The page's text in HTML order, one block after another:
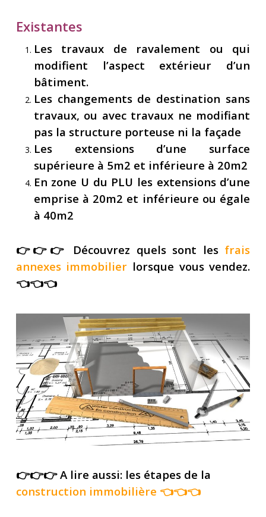
Existantes
Les travaux de ravalement ou qui
modifient l’aspect extérieur d’un
bâtiment.
Les changements de destination sans
travaux, ou avec travaux ne modifiant
pas la structure porteuse ni la façade
Les extensions d’une surface
supérieure à 5m2 et inférieure à 20m2
En zone U du PLU les extensions d’une
emprise à 20m2 et inférieure ou égale
à 40m2
👉👉👉 Découvrez quels sont les frais
annexes immobilier lorsque vous vendez.
👈👈👈
👉👉👉 A lire aussi: les étapes de la
construction immobilière 👈👈👈